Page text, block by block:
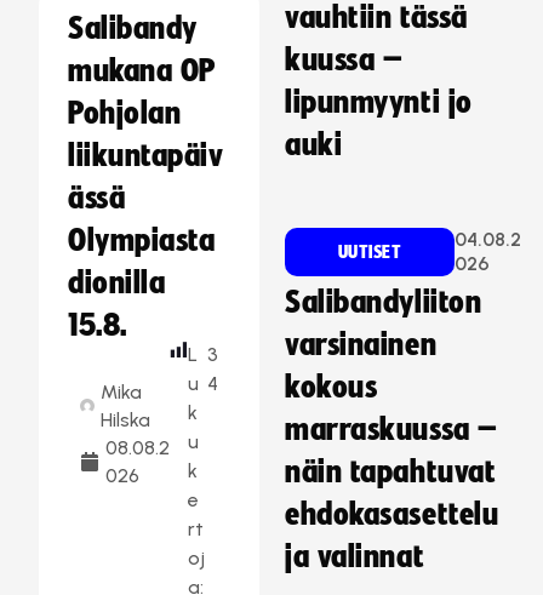
Salibandy
mukana OP
Pohjolan
liikuntapäiv
ässä
Olympiasta
dionilla
15.8.
Mika
Hilska
08.08.2
026
L
u
k
u
k
e
rt
oj
a:
3
4
vauhtiin tässä
kuussa –
lipunmyynti jo
auki
UUTISET
04.08.2
026
Salibandyliiton
varsinainen
kokous
marraskuussa –
näin tapahtuvat
ehdokasasettelu
ja valinnat